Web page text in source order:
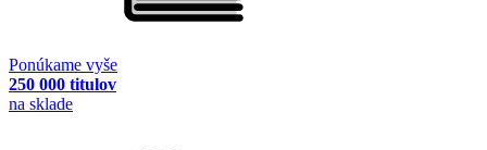
Ponúkame vyše
250 000 titulov
na sklade